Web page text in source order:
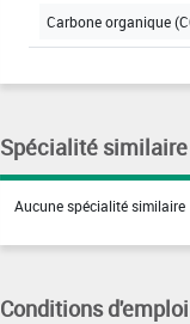
Carbone organique
Spécialité
Aucune spécialité similaire
Conditions